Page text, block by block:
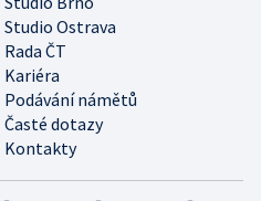
Studio Ostrava
Rada ČT
Kariéra
Podávání námětů
Časté dotazy
Kontakty